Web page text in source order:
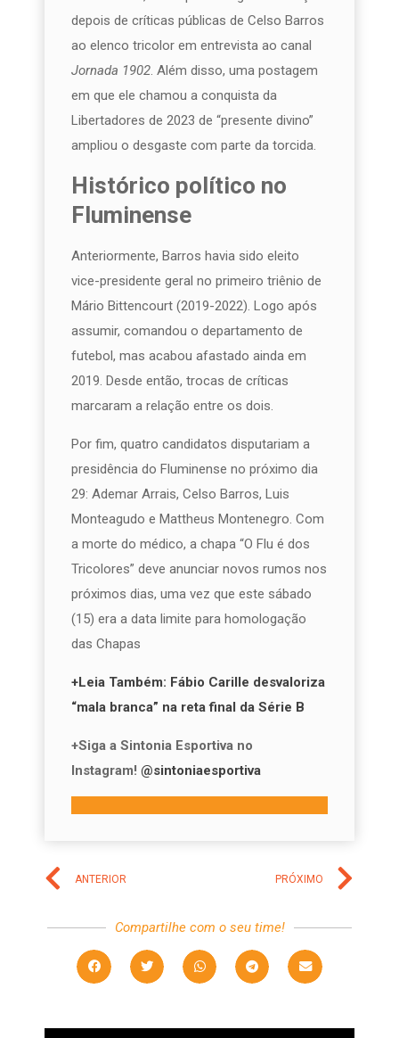
depois de críticas públicas de Celso Barros
ao elenco tricolor em entrevista ao canal
Jornada 1902. Além disso, uma postagem
em que ele chamou a conquista da
Libertadores de 2023 de “presente divino”
ampliou o desgaste com parte da torcida.
Histórico político no
Fluminense
Anteriormente, Barros havia sido eleito
vice-presidente geral no primeiro triênio de
Mário Bittencourt (2019-2022). Logo após
assumir, comandou o departamento de
futebol, mas acabou afastado ainda em
2019. Desde então, trocas de críticas
marcaram a relação entre os dois.
Por fim, quatro candidatos disputariam a
presidência do Fluminense no próximo dia
29: Ademar Arrais, Celso Barros, Luis
Monteagudo e Mattheus Montenegro. Com
a morte do médico, a chapa “O Flu é dos
Tricolores” deve anunciar novos rumos nos
próximos dias, uma vez que este sábado
(15) era a data limite para homologação
das Chapas
+Leia Também: Fábio Carille desvaloriza
“mala branca” na reta final da Série B
+Siga a Sintonia Esportiva no
Instagram! @sintoniaesportiva
ANTERIOR PRÓXIMO
Compartilhe com o seu time!